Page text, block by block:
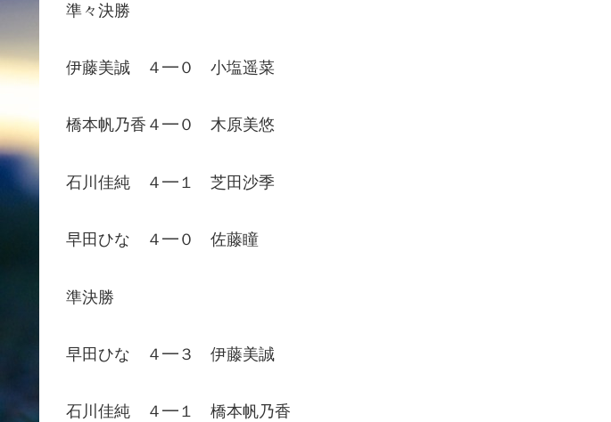
準々決勝
伊藤美誠 ４━０ 小塩遥菜
橋本帆乃香４━０ 木原美悠
石川佳純 ４━１ 芝田沙季
早田ひな ４━０ 佐藤瞳
準決勝
早田ひな ４━３ 伊藤美誠
石川佳純 ４━１ 橋本帆乃香